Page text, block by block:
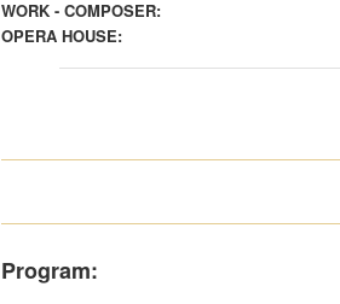
WORK - COMPOSER:
OPERA HOUSE:
Program: